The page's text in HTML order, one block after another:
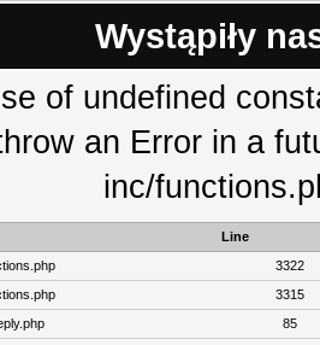
Wystąpiły
of undefined
an Error in a
inc/
Line
3322
3315
85